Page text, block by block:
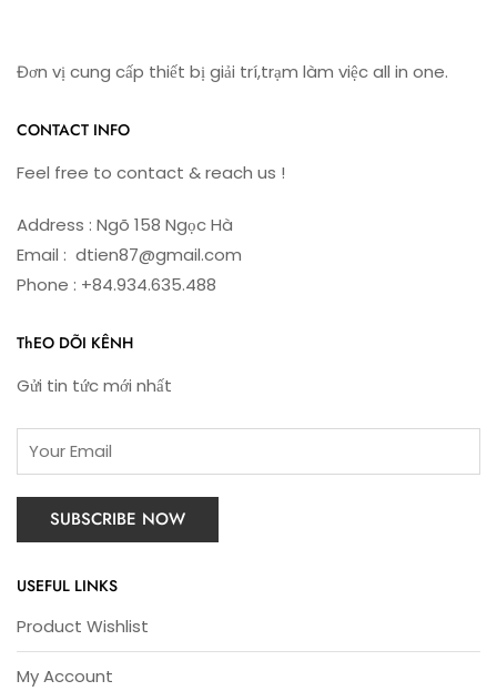
Đơn vị cung cấp thiết bị giải trí,trạm làm việc all in one.
CONTACT INFO
Feel free to contact & reach us !
Address : Ngõ 158 Ngọc Hà
Email : dtien87@gmail.com
Phone : +84.934.635.488
ThEO DÕI KÊNH
Gửi tin tức mới nhất
USEFUL LINKS
Product Wishlist
My Account